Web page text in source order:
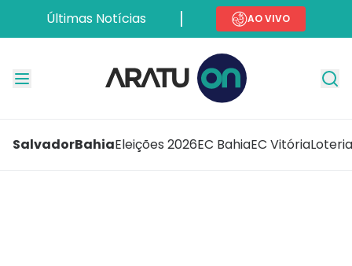
Últimas Notícias AO VIVO
SalvadorBahiaEleições 2026EC BahiaEC Vitória